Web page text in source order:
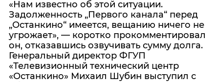
«Нам известно об этой ситуации.
Задолженность „Первого канала“ перед
„Останкино“ имеется, вещанию ничего не
угрожает», — коротко прокомментировал
он, отказавшись озвучивать сумму долга.
Генеральный директор ФГУП
«Телевизионный технический центр
«Останкино» Михаил Шубин выступил с